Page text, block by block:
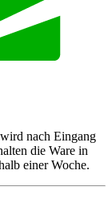
nach Eingang
die Ware in
einer Woche.